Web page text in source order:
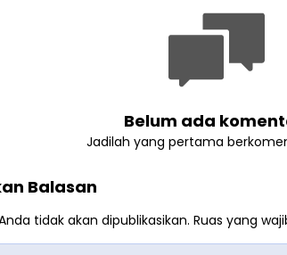
Belum ada
Jadilah yang pertama
Balasan
tidak akan dipublikasikan. Ruas yang